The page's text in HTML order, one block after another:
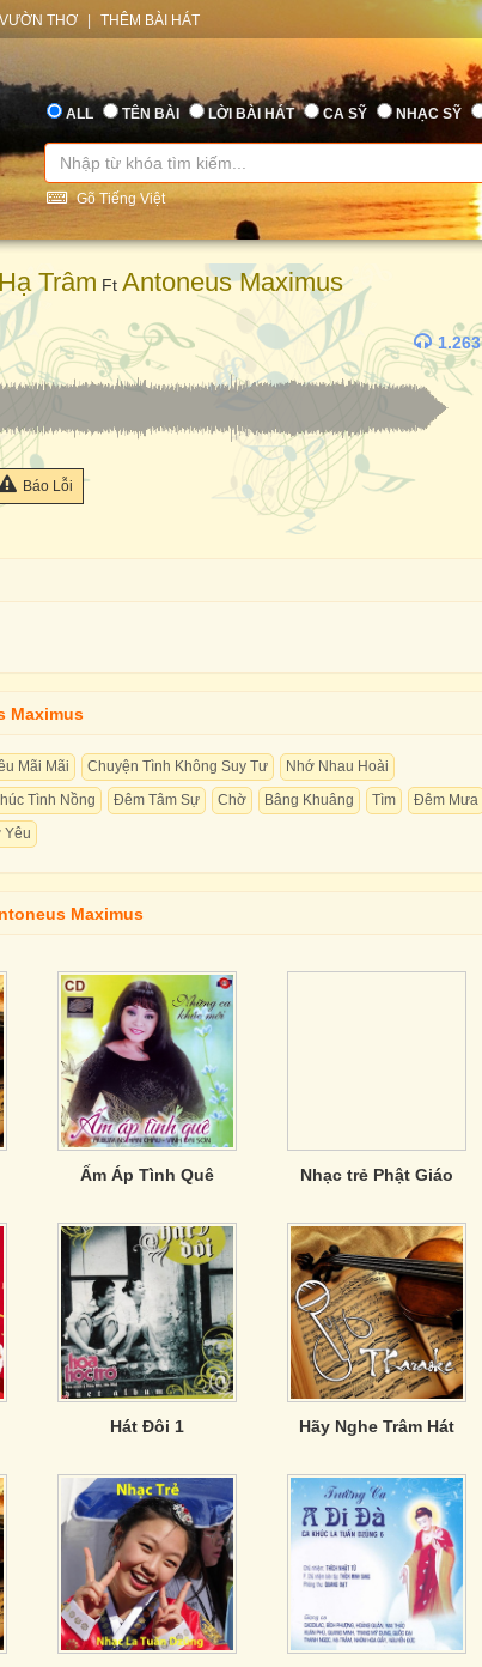
VƯỜN THƠ THÊM BÀI HÁT
ALL TÊN BÀI LỜI BÀI HÁT CA SỸ NHẠC SỸ
Gõ Tiếng Việt
Trâm Ft Antoneus Maximus
1.263
Báo Lỗi
Maximus
Mãi Mãi Chuyện Tình Không Suy Tư
Nhớ Nhau Hoài
Tình Nồng Đêm Tâm Sự Chờ Bâng Khuâng Tìm
Đêm Mưa
Yêu
Maximus
Ấm Áp Tình Quê Nhạc trẻ Phật Giáo
Hát Đôi 1 Hãy Nghe Trâm Hát